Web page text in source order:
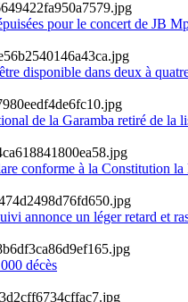
pour le concert de JB
disponible dans deux à
de la Garamba retiré de la
conforme à la Constitution la
annonce un léger retard et
décès